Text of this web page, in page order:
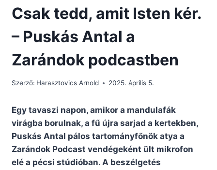
Csak tedd, amit Isten kér.
– Puskás Antal a
Zarándok podcastben
Szerző: Harasztovics Arnold 2025. április 5.
Egy tavaszi napon, amikor a mandulafák
virágba borulnak, a fű újra sarjad a kertekben,
Puskás Antal pálos tartományfőnök atya a
Zarándok Podcast vendégeként ült mikrofon
elé a pécsi stúdióban. A beszélgetés